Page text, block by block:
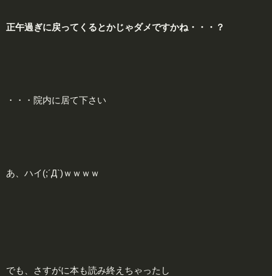
正午過ぎに戻ってくるとかじゃダメですかね・・・？
・・・院内に居て下さい
あ、ハイ(;´Д`)ｗｗｗｗ
でも、さすがに本も読み終えちゃったし